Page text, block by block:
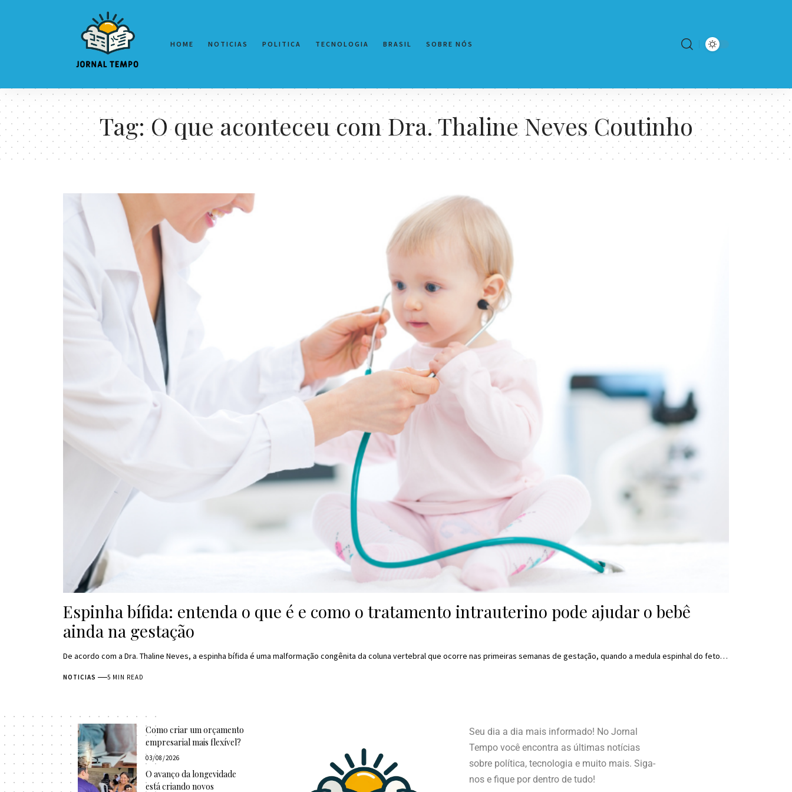
HOME NOTICIAS POLITICA TECNOLOGIA BRASIL SOBRE NÓS
Tag:O que aconteceu com Dra. Thaline Neves Coutinho
Espinha bífida: entenda o que é e como o tratamento intrauterino pode ajudar o bebê
ainda na gestação
De acordo com a Dra. Thaline Neves, a espinha bífida é uma malformação congênita da coluna vertebral que ocorre nas primeiras semanas de gestação, quando a medula espinhal do feto…
NOTICIAS 5 MIN READ
Como criar um orçamento
empresarial mais flexível?
03/08/2026
O avanço da longevidade
está criando novos
Seu dia a dia mais informado! No Jornal
Tempo você encontra as últimas notícias
sobre política, tecnologia e muito mais. Siga-
nos e fique por dentro de tudo!